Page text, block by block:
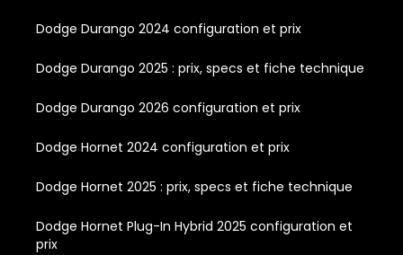
Dodge Durango 2024 configuration et prix
Dodge Durango 2025 : prix, specs et fiche technique
Dodge Durango 2026 configuration et prix
Dodge Hornet 2024 configuration et prix
Dodge Hornet 2025 : prix, specs et fiche technique
Dodge Hornet Plug-In Hybrid 2025 configuration et
prix